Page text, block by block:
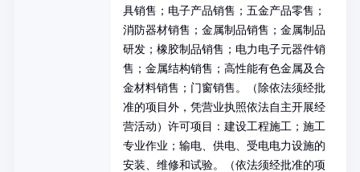
具销售；电子产品销售；五金产品零售；
消防器材销售；金属制品销售；金属制品
研发；橡胶制品销售；电力电子元器件销
售；金属结构销售；高性能有色金属及合
金材料销售；门窗销售。（除依法须经批
准的项目外，凭营业执照依法自主开展经
营活动）许可项目：建设工程施工；施工
专业作业；输电、供电、受电电力设施的
安装、维修和试验。（依法须经批准的项